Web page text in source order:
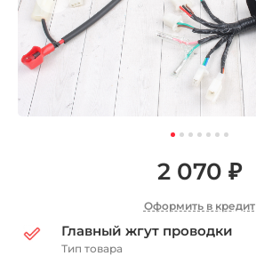
2 070 ₽
Оформить в кредит
Главный жгут проводки
Тип товара